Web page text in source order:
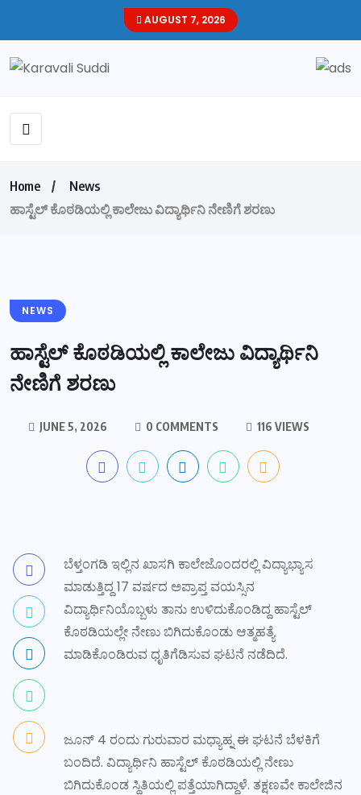
AUGUST 7, 2026
Home
News
ಹಾಸ್ಟೆಲ್ ಕೊಠಡಿಯಲ್ಲಿ ಕಾಲೇಜು ವಿದ್ಯಾರ್ಥಿನಿ ನೇಣಿಗೆ ಶರಣು
NEWS
ಹಾಸ್ಟೆಲ್ ಕೊಠಡಿಯಲ್ಲಿ ಕಾಲೇಜು ವಿದ್ಯಾರ್ಥಿನಿ
ನೇಣಿಗೆ ಶರಣು
JUNE 5, 2026 0 COMMENTS 116 VIEWS
ಬೆಳ್ತಂಗಡಿ ಇಲ್ಲಿನ ಖಾಸಗಿ ಕಾಲೇಜೊಂದರಲ್ಲಿ ವಿದ್ಯಾಭ್ಯಾಸ
ಮಾಡುತ್ತಿದ್ದ 17 ವರ್ಷದ ಅಪ್ರಾಪ್ತ ವಯಸ್ಸಿನ
ವಿದ್ಯಾರ್ಥಿನಿಯೊಬ್ಬಳು ತಾನು ಉಳಿದುಕೊಂಡಿದ್ದ ಹಾಸ್ಟೆಲ್
ಕೊಠಡಿಯಲ್ಲೇ ನೇಣು ಬಿಗಿದುಕೊಂಡು ಆತ್ಮಹತ್ಯೆ
ಮಾಡಿಕೊಂಡಿರುವ ಧೃತಿಗೆಡಿಸುವ ಘಟನೆ ನಡೆದಿದೆ.
ಜೂನ್ 4 ರಂದು ಗುರುವಾರ ಮಧ್ಯಾಹ್ನ ಈ ಘಟನೆ ಬೆಳಕಿಗೆ
ಬಂದಿದೆ. ವಿದ್ಯಾರ್ಥಿನಿ ಹಾಸ್ಟೆಲ್ ಕೊಠಡಿಯಲ್ಲಿ ನೇಣು
ಬಿಗಿದುಕೊಂಡ ಸ್ಥಿತಿಯಲ್ಲಿ ಪತ್ತೆಯಾಗಿದ್ದಾಳೆ. ತಕ್ಷಣವೇ ಕಾಲೇಜಿನ